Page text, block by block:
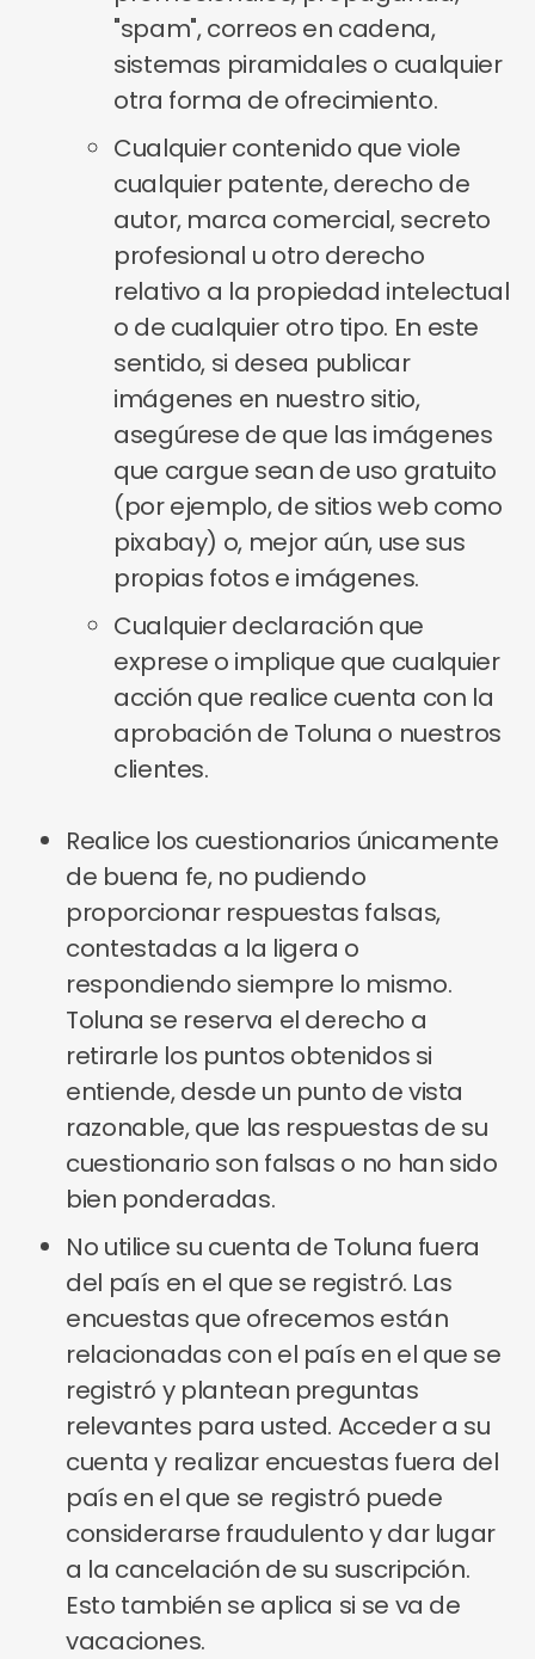
"spam", correos en cadena,
sistemas piramidales o cualquier
otra forma de ofrecimiento.
Cualquier contenido que viole
cualquier patente, derecho de
autor, marca comercial, secreto
profesional u otro derecho
relativo a la propiedad intelectual
o de cualquier otro tipo. En este
sentido, si desea publicar
imágenes en nuestro sitio,
asegúrese de que las imágenes
que cargue sean de uso gratuito
(por ejemplo, de sitios web como
pixabay) o, mejor aún, use sus
propias fotos e imágenes.
Cualquier declaración que
exprese o implique que cualquier
acción que realice cuenta con la
aprobación de Toluna o nuestros
clientes.
Realice los cuestionarios únicamente
de buena fe, no pudiendo
proporcionar respuestas falsas,
contestadas a la ligera o
respondiendo siempre lo mismo.
Toluna se reserva el derecho a
retirarle los puntos obtenidos si
entiende, desde un punto de vista
razonable, que las respuestas de su
cuestionario son falsas o no han sido
bien ponderadas.
No utilice su cuenta de Toluna fuera
del país en el que se registró. Las
encuestas que ofrecemos están
relacionadas con el país en el que se
registró y plantean preguntas
relevantes para usted. Acceder a su
cuenta y realizar encuestas fuera del
país en el que se registró puede
considerarse fraudulento y dar lugar
a la cancelación de su suscripción.
Esto también se aplica si se va de
vacaciones.